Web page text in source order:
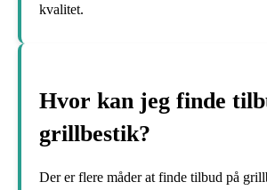
kvalitet.
Hvor kan jeg finde
grillbestik?
Der er flere måder at finde tilbud på